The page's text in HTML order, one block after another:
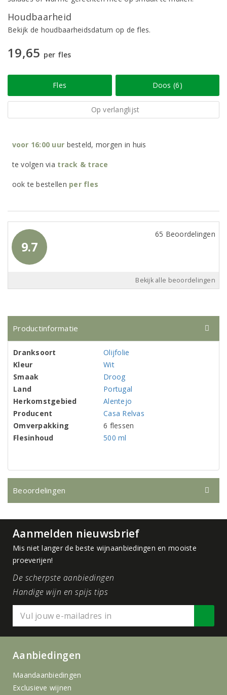
Houdbaarheid
Bekijk de houdbaarheidsdatum op de fles.
19,65 per fles
Fles Doos (6)
Op verlanglijst
voor 16:00 uur besteld, morgen in huis
te volgen via track & trace
ook te bestellen per fles
9.7
65 Beoordelingen
Bekijk alle beoordelingen
Productinformatie
Dranksoort
Olijfolie
Kleur
Wit
Smaak
Droog
Land
Portugal
Herkomstgebied
Alentejo
Producent
Casa Relvas
Omverpakking
6 flessen
Flesinhoud
500 ml
Beoordelingen
Aanmelden nieuwsbrief
Mis niet langer de beste wijnaanbiedingen en mooiste
proeverijen!
De scherpste aanbiedingen
Handige wijn en spijs tips
Aanbiedingen
Maandaanbiedingen
Exclusieve wijnen